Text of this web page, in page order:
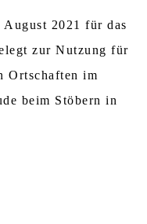
2021 für das
zur Nutzung für
Ortschaften im
beim Stöbern in